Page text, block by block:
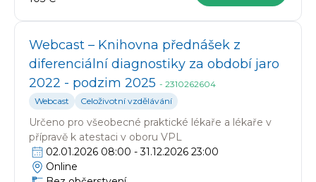
Webcast – Knihovna přednášek z
diferenciální diagnostiky za období jaro
2022 - podzim 2025 - 2310262604
Webcast
Celoživotní vzdělávání
Určeno pro všeobecné praktické lékaře a lékaře v
přípravě k atestaci v oboru VPL
02.01.2026 08:00 -31.12.2026 23:00
Online